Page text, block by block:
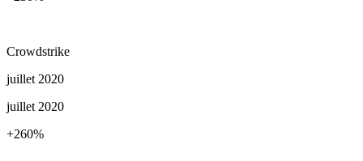
Crowdstrike
juillet 2020
juillet 2020
+260%